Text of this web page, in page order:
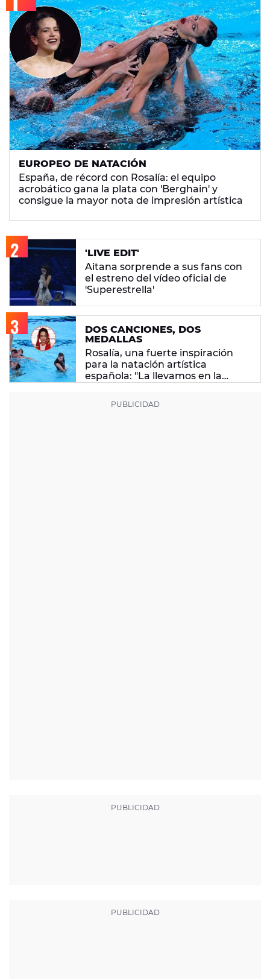
EUROPEO DE NATACIÓN
España, de récord con Rosalía: el equipo
acrobático gana la plata con 'Berghain' y
consigue la mayor nota de impresión artística
'LIVE EDIT'
Aitana sorprende a sus fans con
el estreno del vídeo oficial de
'Superestrella'
DOS CANCIONES, DOS
MEDALLAS
Rosalía, una fuerte inspiración
para la natación artística
española: "La llevamos en la